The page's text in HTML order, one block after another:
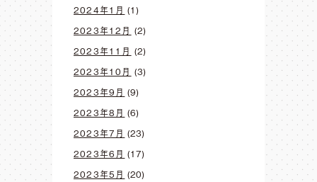
2024年1月 (1)
2023年12月 (2)
2023年11月 (2)
2023年10月 (3)
2023年9月 (9)
2023年8月 (6)
2023年7月 (23)
2023年6月 (17)
2023年5月 (20)